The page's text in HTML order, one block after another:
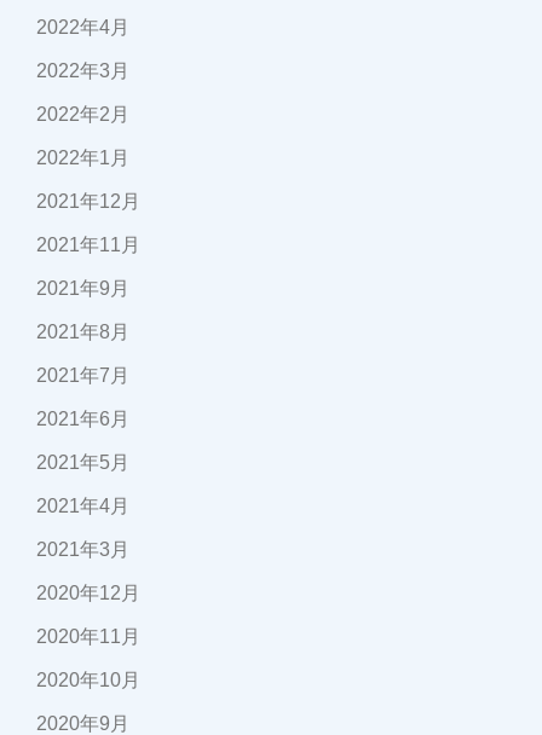
2022年4月
2022年3月
2022年2月
2022年1月
2021年12月
2021年11月
2021年9月
2021年8月
2021年7月
2021年6月
2021年5月
2021年4月
2021年3月
2020年12月
2020年11月
2020年10月
2020年9月